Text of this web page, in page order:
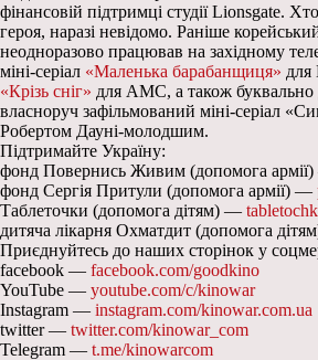
фінансовій підтримці студії Lionsgate.
героя, наразі невідомо. Раніше
неодноразово працював на західному
міні-серіал «Маленька барабанщиця» для
«Крізь сніг» для AMC, а також
власноруч зафільмований міні-серіал
Робертом Дауні-молодшим.
Підтримайте Україну:
фонд Повернись Живим (допомога
фонд Сергія Притули (допомога армії) —
Таблеточки (допомога дітям) —
дитяча лікарня Охматдит (допомога
Приєднуйтесь до наших сторінок у
facebook — facebook.com/goodkino
YouTube — youtube.com/c/kinowar
Instagram — instagram.com/kinowar.com.ua
twitter — twitter.com/kinowar_com
Telegram — t.me/kinowarcom